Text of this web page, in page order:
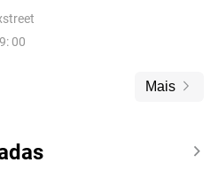
absence of US-Japan
00
Mais